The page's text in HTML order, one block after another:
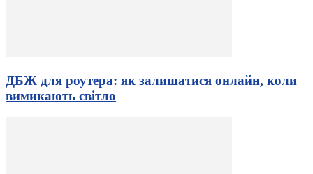
ДБЖ для роутера: як залишатися онлайн, коли
вимикають світло